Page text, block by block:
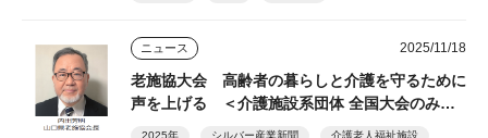
ニュース 2025/11/18
老施協大会 高齢者の暮らしと介護を守るために
声を上げる ＜介護施設系団体 全国大会のみど
2025年 シルバー産業新聞 介護老人福祉施設